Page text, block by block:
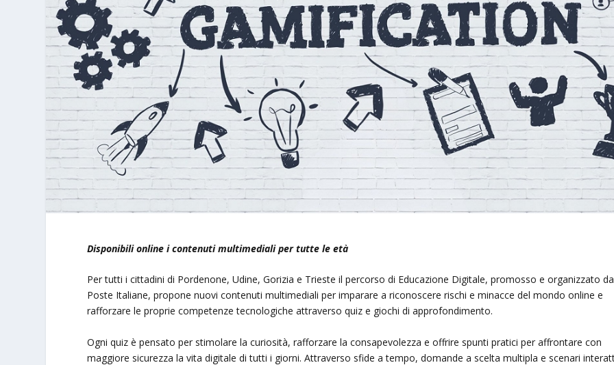
Disponibili online i contenuti multimediali per tutte le età
Per tutti i cittadini di Pordenone, Udine, Gorizia e Trieste il percorso di Educazione Digitale, promosso e organizzato da
Poste Italiane, propone nuovi contenuti multimediali per imparare a riconoscere rischi e minacce del mondo online e
rafforzare le proprie competenze tecnologiche attraverso quiz e giochi di approfondimento.
Ogni quiz è pensato per stimolare la curiosità, rafforzare la consapevolezza e offrire spunti pratici per affrontare con
maggiore sicurezza la vita digitale di tutti i giorni. Attraverso sfide a tempo, domande a scelta multipla e scenari